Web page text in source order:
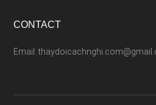
CONTACT
Email: